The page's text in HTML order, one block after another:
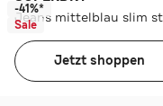
-41%*
Sale
Jetzt shoppen